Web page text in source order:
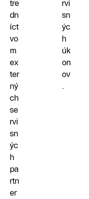
tre
dn
íct
vo
m
ex
ter
ný
ch
se
rvi
sn
ýc
h
pa
rtn
er
rvi
sn
ýc
h
úk
on
ov
.